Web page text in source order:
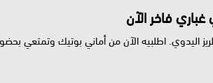
فاخر الآن
اليدوي. اطلبيه الآن من أماني بوتيك وتمتعي